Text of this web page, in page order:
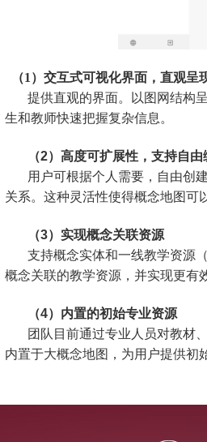
（1 ） 交互式可视化界面，直观呈
提供直观的界面。以图网结构
生和教师快速把握复杂信息。
（2）高度可扩展性，支持自由
用户可根据个人需要，自由创
关系。这种灵活性使得概念地图可
（3）实现概念关联资源
支持概念实体和一线教学资源
概念关联的教学资源，并实现更有
（4）内置的初始专业资源
团队目前通过专业人员对教材
内置于大概念地图，为用户提供初